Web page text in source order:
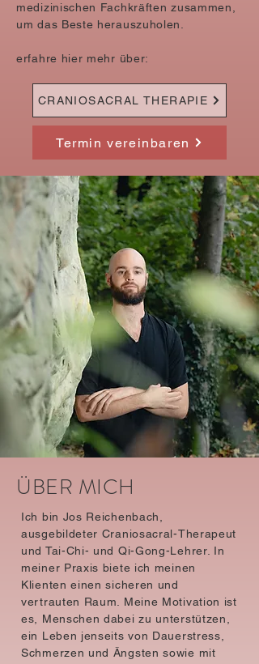
medizinischen Fachkräften zusammen,
um das Beste herauszuholen.
erfahre hier mehr über:
CRANIOSACRAL THERAPIE
Termin vereinbaren
ÜBER MICH
Ich bin Jos Reichenbach,
ausgebildeter Craniosacral-Therapeut
und Tai-Chi- und Qi-Gong-Lehrer. In
meiner Praxis biete ich meinen
Klienten einen sicheren und
vertrauten Raum. Meine Motivation ist
es, Menschen dabei zu unterstützen,
ein Leben jenseits von Dauerstress,
Schmerzen und Ängsten sowie mit